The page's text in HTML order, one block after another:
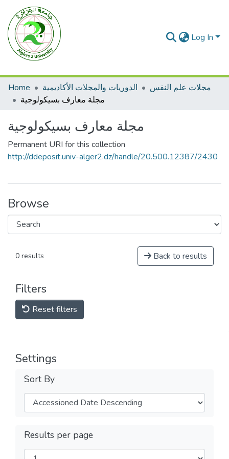
Log In
Home الدوريات والمجلات الأكاديمية
مجلات علم النفس
مجلة معارف بسيكولوجية
مجلة معارف بسيكولوجية
Permanent URI for this collection
http://ddeposit.univ-alger2.dz/handle/20.500.12387/2430
Browse
0 results Back to results
Filters
Reset filters
Settings
Sort By
Results per page